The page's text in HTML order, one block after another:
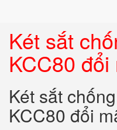
Két sắt
KCC80
Két sắt
KCC80 đổi